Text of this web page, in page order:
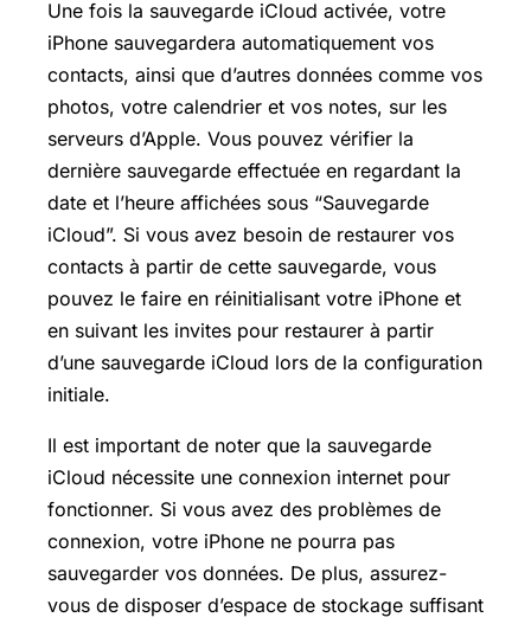
Une fois la sauvegarde iCloud activée, votre
iPhone sauvegardera automatiquement vos
contacts, ainsi que d’autres données comme vos
photos, votre calendrier et vos notes, sur les
serveurs d’Apple. Vous pouvez vérifier la
dernière sauvegarde effectuée en regardant la
date et l’heure affichées sous “Sauvegarde
iCloud”. Si vous avez besoin de restaurer vos
contacts à partir de cette sauvegarde, vous
pouvez le faire en réinitialisant votre iPhone et
en suivant les invites pour restaurer à partir
d’une sauvegarde iCloud lors de la configuration
initiale.
Il est important de noter que la sauvegarde
iCloud nécessite une connexion internet pour
fonctionner. Si vous avez des problèmes de
connexion, votre iPhone ne pourra pas
sauvegarder vos données. De plus, assurez-
vous de disposer d’espace de stockage suffisant